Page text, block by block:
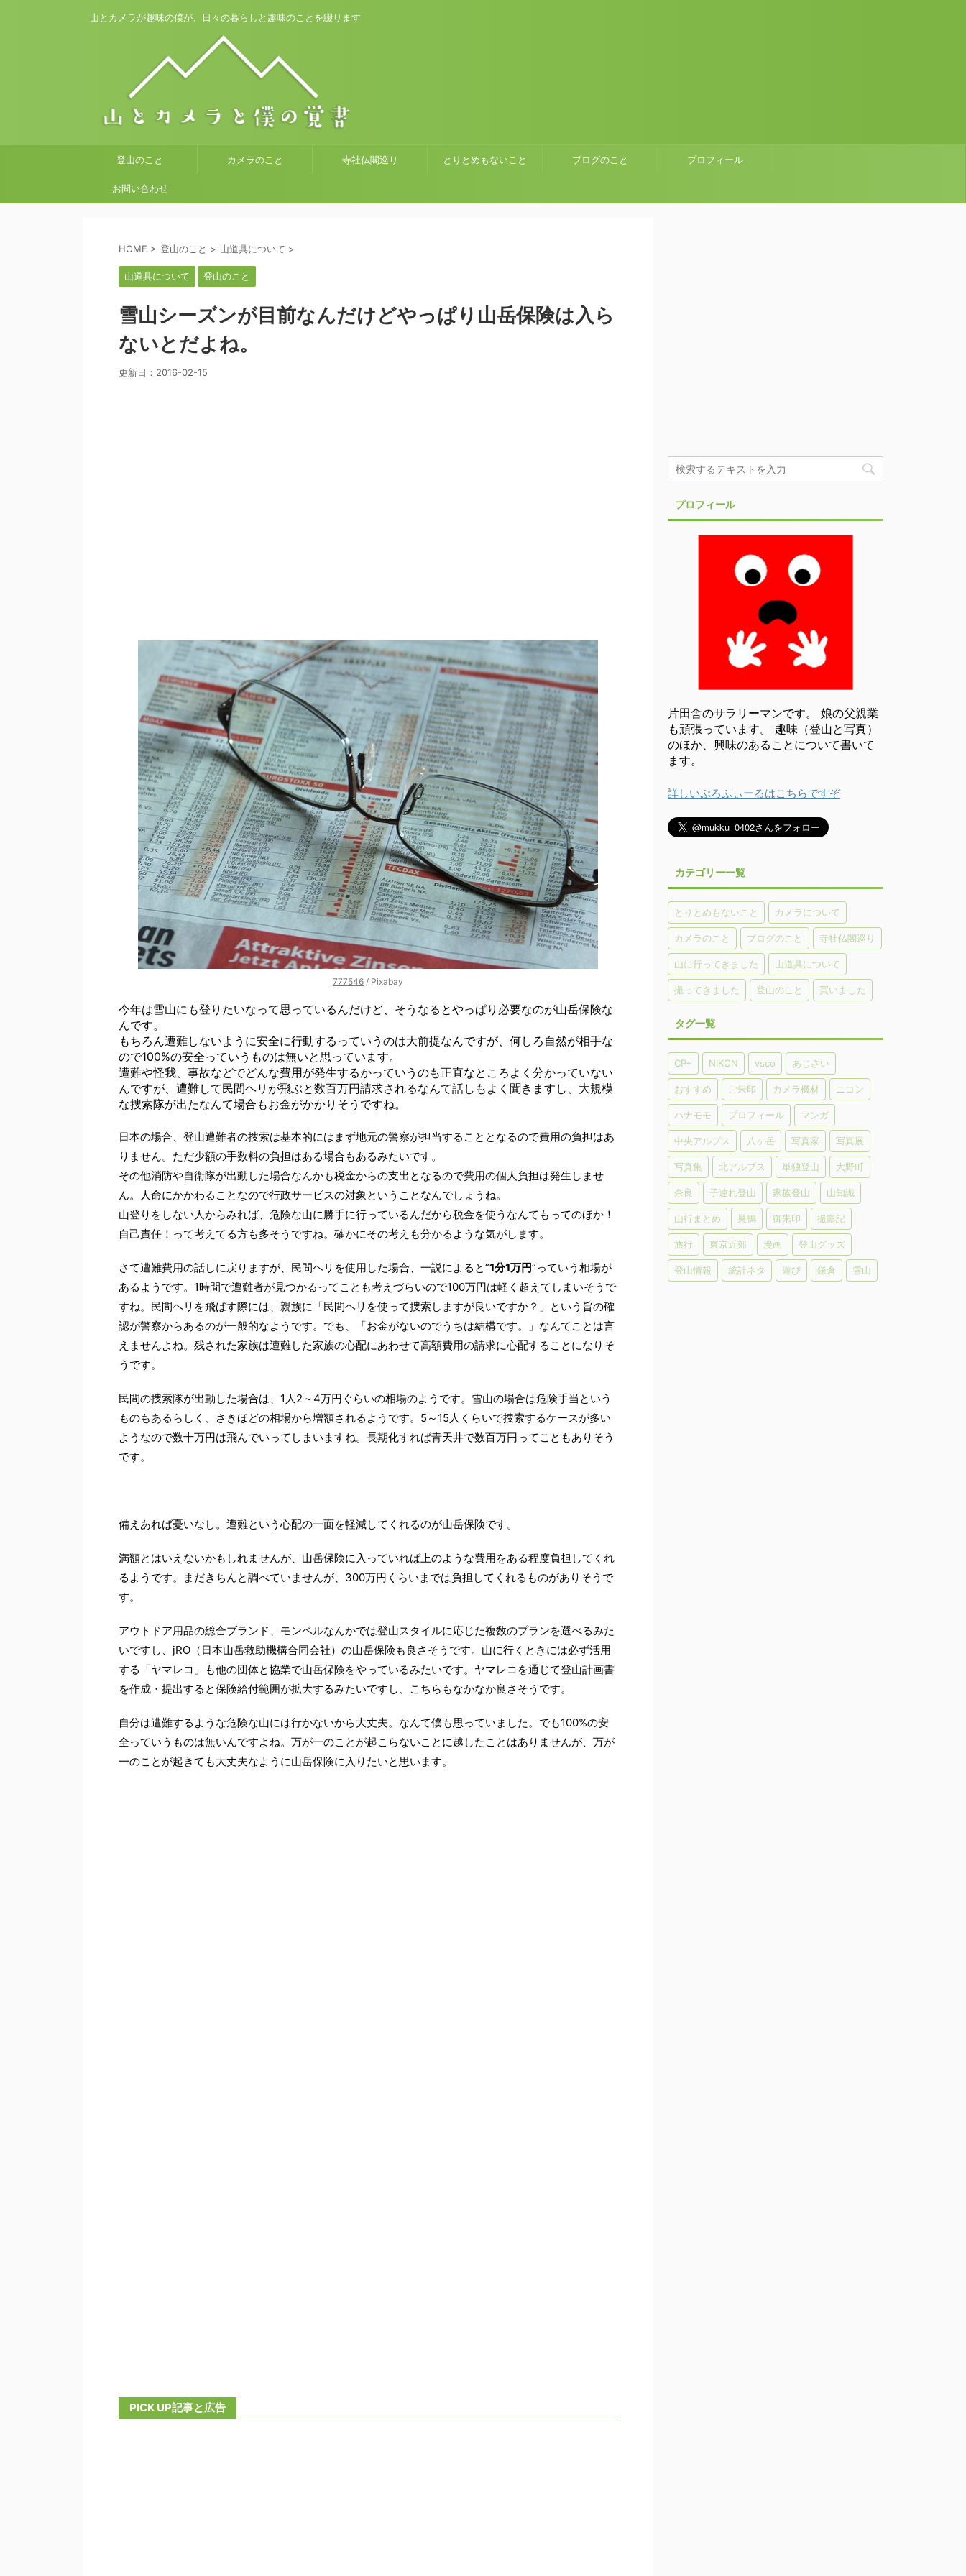
山とカメラが趣味の僕が、日々の暮らしと趣味のことを綴ります
登山のこと カメラのこと 寺社仏閣巡り とりとめもないこと ブログのこと プロフィール
お問い合わせ
HOME > 登山のこと > 山道具について >
山道具について 登山のこと
雪山シーズンが目前なんだけどやっぱり山岳保険は入ら
ないとだよね。
更新日： 2016-02-15
777546 / Pixabay
今年は雪山にも登りたいなって思っているんだけど、そうなるとやっぱり必要なのが山岳保険な
んです。
もちろん遭難しないように安全に行動するっていうのは大前提なんですが、何しろ自然が相手な
ので100%の安全っていうものは無いと思っています。
遭難や怪我、事故などでどんな費用が発生するかっていうのも正直なところよく分かっていない
んですが、遭難して民間ヘリが飛ぶと数百万円請求されるなんて話しもよく聞きますし、大規模
な捜索隊が出たなんて場合もお金がかかりそうですね。
日本の場合、登山遭難者の捜索は基本的にはまず地元の警察が担当することとなるので費用の負担はあ
りません。ただ少額の手数料の負担はある場合もあるみたいです。
その他消防や自衛隊が出動した場合なんかも税金からの支出となるので費用の個人負担は発生しませ
ん。人命にかかわることなので行政サービスの対象ということなんでしょうね。
山登りをしない人からみれば、危険な山に勝手に行っているんだから税金を使うなんてもってのほか！
自己責任！って考えてる方も多そうですね。確かにその考えも分かるような気がします。
さて遭難費用の話しに戻りますが、民間ヘリを使用した場合、一説によると”1分1万円”っていう相場が
あるようです。1時間で遭難者が見つかるってことも考えづらいので100万円は軽く超えてしまいそうで
すね。民間ヘリを飛ばす際には、親族に「民間ヘリを使って捜索しますが良いですか？」という旨の確
認が警察からあるのが一般的なようです。でも、「お金がないのでうちは結構です。」なんてことは言
えませんよね。残された家族は遭難した家族の心配にあわせて高額費用の請求に心配することになりそ
うです。
民間の捜索隊が出動した場合は、1人2～4万円ぐらいの相場のようです。雪山の場合は危険手当という
ものもあるらしく、さきほどの相場から増額されるようです。5～15人くらいで捜索するケースが多い
ようなので数十万円は飛んでいってしまいますね。長期化すれば青天井で数百万円ってこともありそう
です。
備えあれば憂いなし。遭難という心配の一面を軽減してくれるのが山岳保険です。
満額とはいえないかもしれませんが、山岳保険に入っていれば上のような費用をある程度負担してくれ
るようです。まだきちんと調べていませんが、300万円くらいまでは負担してくれるものがありそうで
す。
アウトドア用品の総合ブランド、モンベルなんかでは登山スタイルに応じた複数のプランを選べるみた
いですし、jRO（日本山岳救助機構合同会社）の山岳保険も良さそうです。山に行くときには必ず活用
する「ヤマレコ」も他の団体と協業で山岳保険をやっているみたいです。ヤマレコを通じて登山計画書
を作成・提出すると保険給付範囲が拡大するみたいですし、こちらもなかなか良さそうです。
自分は遭難するような危険な山には行かないから大丈夫。なんて僕も思っていました。でも100%の安
全っていうものは無いんですよね。万が一のことが起こらないことに越したことはありませんが、万が
一のことが起きても大丈夫なように山岳保険に入りたいと思います。
PICK UP記事と広告
プロフィール
片田舎のサラリーマンです。 娘の父親業
も頑張っています。 趣味（登山と写真）
のほか、興味のあることについて書いて
ます。
詳しいぷろふぃーるはこちらですぞ
カテゴリー一覧
とりとめもないこと カメラについて
カメラのこと ブログのこと 寺社仏閣巡り
山に行ってきました 山道具について
撮ってきました 登山のこと 買いました
タグ一覧
CP+ NIKON vsco あじさい
おすすめ ご朱印 カメラ機材 ニコン
ハナモモ プロフィール マンガ
中央アルプス 八ヶ岳 写真家 写真展
写真集 北アルプス 単独登山 大野町
奈良 子連れ登山 家族登山 山知識
山行まとめ 巣鴨 御朱印 撮影記
旅行 東京近郊 漫画 登山グッズ
登山情報 統計ネタ 遊び 鎌倉 雪山